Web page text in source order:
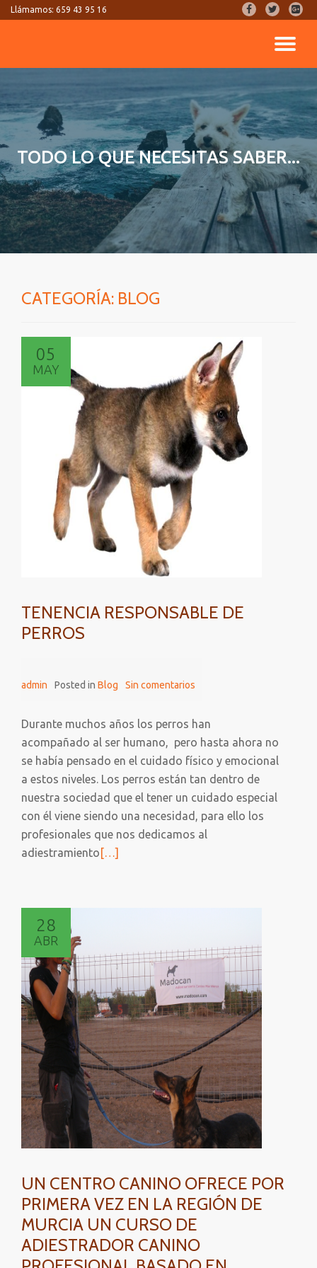
Llámamos: 659 43 95 16
fa-
facebook
fa-
twitter
fa-
plus-
square
TODO LO QUE NECESITAS SABER...
CATEGORÍA: BLOG
05
MAY
TENENCIA RESPONSABLE DE
PERROS
admin Posted in Blog Sin comentarios
Durante muchos años los perros han
acompañado al ser humano, pero hasta ahora no
se había pensado en el cuidado físico y emocional
a estos niveles. Los perros están tan dentro de
nuestra sociedad que el tener un cuidado especial
con él viene siendo una necesidad, para ello los
profesionales que nos dedicamos al
adiestramientoLeer
perros
[…]
28
ABR
UN CENTRO CANINO OFRECE POR
PRIMERA VEZ EN LA REGIÓN DE
MURCIA UN CURSO DE
ADIESTRADOR CANINO